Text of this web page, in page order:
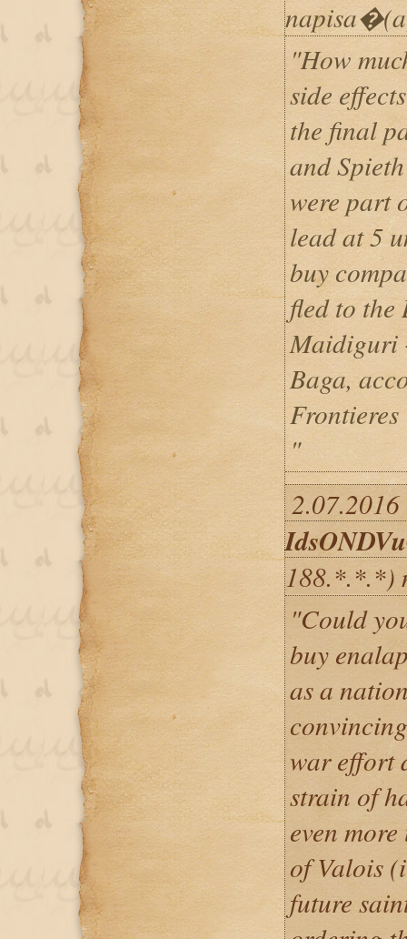
"How
side
the final
and
were part
lead at 5
buy
fled to the
Maidiguri
Baga,
Frontieres
"
188.*.*.*)
"Could
buy
as a
war effort
strain of
even
of Valois
future